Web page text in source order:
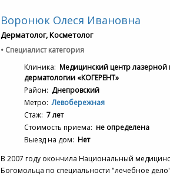
Воронюк Олеся Ивановна
Дерматолог, Косметолог
• Специалист категория
Клиника: Медицинский центр лазерной
дерматологии «КОГЕРЕНТ»
Район: Днепровский
Метро:Левобережная
Стаж: 7 лет
Стоимость приема: не определена
Выезд на дом: Нет
В 2007 году окончила Национальный
Богомольца по специальности "лечебное